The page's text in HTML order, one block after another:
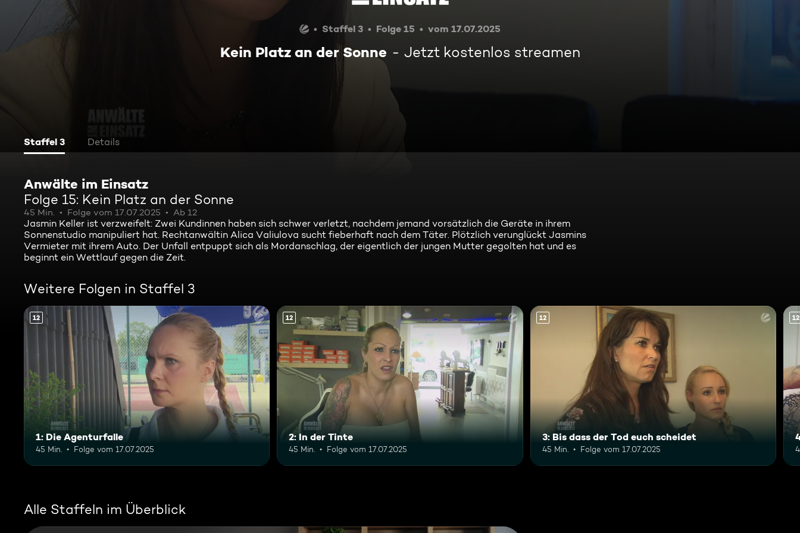
Staffel 3 Folge 15 vom 17.07.2025
Kein Platz an der Sonne Jetzt kostenlos streamen
Staffel 3 Details
Anwälte im Einsatz
Folge 15: Kein Platz an der Sonne
45 Min. Folge vom 17.07.2025 Ab 12
Jasmin Keller ist verzweifelt: Zwei Kundinnen haben sich schwer verletzt, nachdem jemand vorsätzlich die Geräte in ihrem
Sonnenstudio manipuliert hat. Rechtanwältin Alica Valiulova sucht fieberhaft nach dem Täter. Plötzlich verunglückt Jasmins
Vermieter mit ihrem Auto. Der Unfall entpuppt sich als Mordanschlag, der eigentlich der jungen Mutter gegolten hat und es
beginnt ein Wettlauf gegen die Zeit.
Weitere Folgen in Staffel 3
12
1: Die Agenturfalle
45 Min. Folge vom 17.07.2025
12
2: In der Tinte
45 Min. Folge vom 17.07.2025
12
3: Bis dass der Tod euch scheidet
45 Min. Folge vom 17.07.2025
12
Alle Staffeln im Überblick